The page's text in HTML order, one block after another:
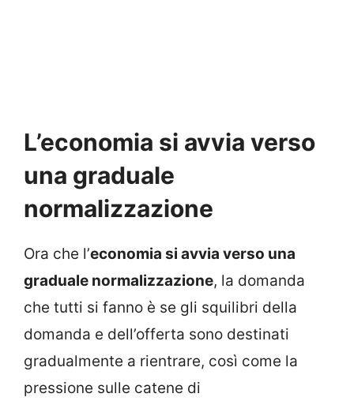
L’economia si avvia verso
una graduale
normalizzazione
Ora che l’economia si avvia verso una
graduale normalizzazione, la domanda
che tutti si fanno è se gli squilibri della
domanda e dell’offerta sono destinati
gradualmente a rientrare, così come la
pressione sulle catene di